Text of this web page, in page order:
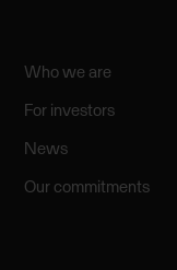
Who we are
For investors
News
Our commitments